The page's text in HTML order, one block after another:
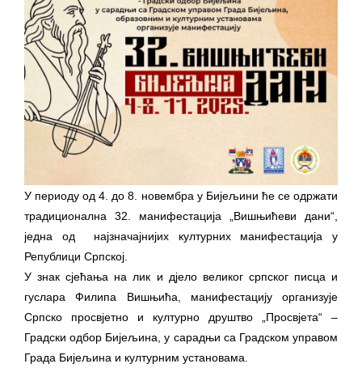
ПРЕЛИМИНАРНA РАНГ ЛИСТA
КАНДИДАТА КОЈИ СУ ОСТВАРИЛИ ПРАВО
НА ГРАДСКИ МЈЕСЕЧНИ БОРАЧКИ
ДОДАТАК ЗА ДЕМОБИЛИСАНЕ БОРЦЕ
ВОЈСКЕ РЕПУБЛИКЕ СРПСКЕ У СТАЊУ
СОЦИЈАЛНЕ ПОТРЕБЕ
Обрасци захтјева за регресирано
гориво доступни од 13. марта до 15.
Захтјев за издавање ПОНОСНЕ КАРТИЦЕ
Обавјештење о забрани саобраћаја 6. и
7. августа
Обавјештење за предузетника - Вера
Ујић
У периоду од 4. до 8. новембра у Бијељини ће се одржати
традиционална 32. манифестација „Вишњићеви дани“,
једна од најзначајнијих културних манифестација у
Републици Српској.
У знак сјећања на лик и дјело великог српског писца и
гуслара Филипа Вишњића, манифестацију организује
Српско просвјетно и културно друштво „Просвјета“ –
Градски одбор Бијељина, у сарадњи са Градском управом
Града Бијељина и културним установама.